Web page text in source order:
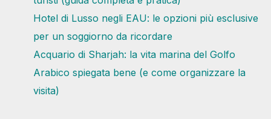
Hotel di Lusso negli EAU: le opzioni più esclusive
per un soggiorno da ricordare
Acquario di Sharjah: la vita marina del Golfo
Arabico spiegata bene (e come organizzare la
visita)